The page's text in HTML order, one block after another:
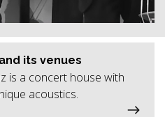
its venues
is a concert house with
acoustics.